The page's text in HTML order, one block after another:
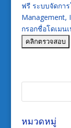
ฟรี ระบบจัดกา
Management,
กรอกชื่อโดเมน
หมวดหมู่